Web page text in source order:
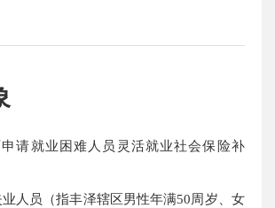
请就业困难人员灵活就业社会保险补
业人员（指丰泽辖区男性年满50周岁、女